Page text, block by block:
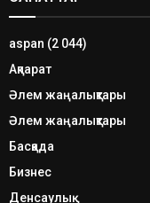
aspan (2 044)
Ақпарат
Әлем жаңалықтары
Әлем жаңалықтары
Басқада
Бизнес
Денсаулық